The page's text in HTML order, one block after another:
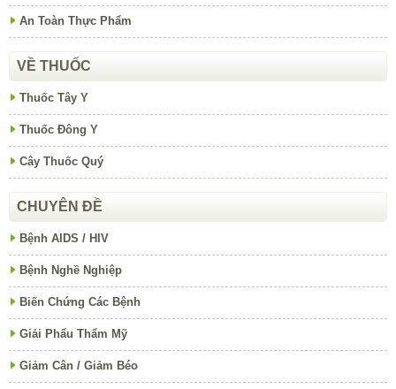
An Toàn Thực Phẩm
VỀ THUỐC
Thuốc Tây Y
Thuốc Đông Y
Cây Thuốc Quý
CHUYÊN ĐỀ
Bệnh AIDS / HIV
Bệnh Nghề Nghiệp
Biến Chứng Các Bệnh
Giải Phẩu Thẩm Mỹ
Giảm Cân / Giảm Béo